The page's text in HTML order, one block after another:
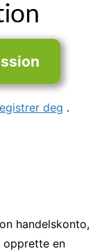
deg .
handelskonto,
opprette en